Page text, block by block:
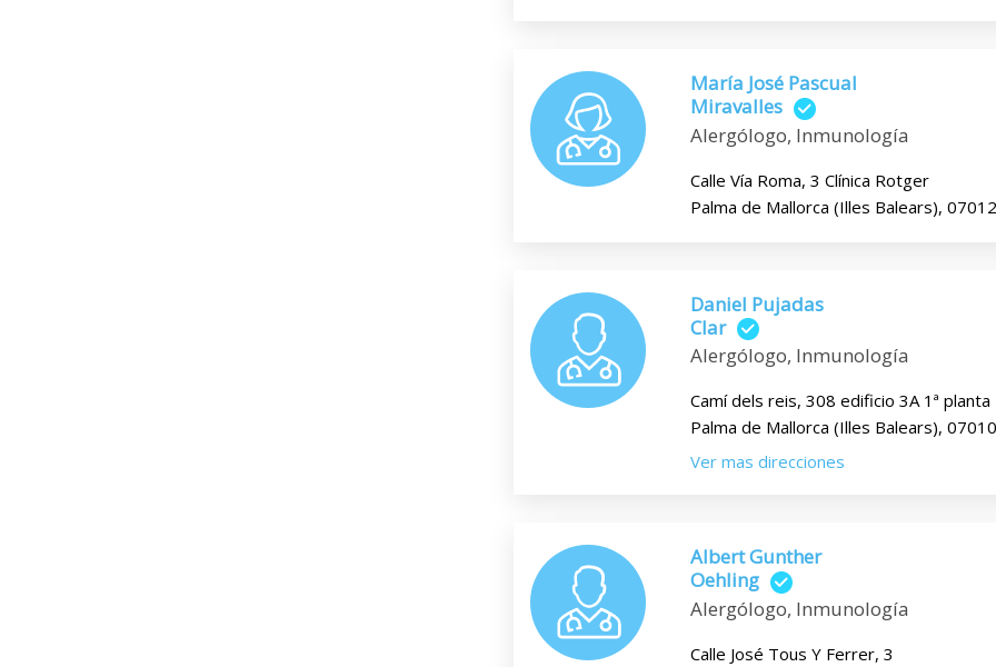
María José Pascual
Miravalles
Alergólogo, Inmunología
Calle Vía Roma, 3 Clínica Rotger
Palma de Mallorca (Illes Balears), 07012
Daniel Pujadas
Clar
Alergólogo, Inmunología
Camí dels reis, 308 edificio 3A 1ª planta
Palma de Mallorca (Illes Balears), 07010
Ver mas direcciones
Albert Gunther
Oehling
Alergólogo, Inmunología
Calle José Tous Y Ferrer, 3